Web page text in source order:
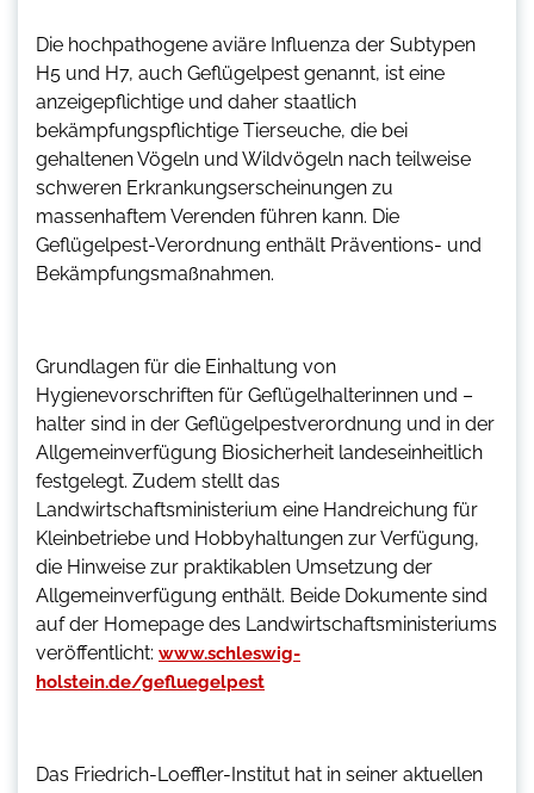
Die hochpathogene aviäre Influenza der Subtypen
H5 und H7, auch Geflügelpest genannt, ist eine
anzeigepflichtige und daher staatlich
bekämpfungspflichtige Tierseuche, die bei
gehaltenen Vögeln und Wildvögeln nach teilweise
schweren Erkrankungserscheinungen zu
massenhaftem Verenden führen kann. Die
Geflügelpest-Verordnung enthält Präventions- und
Bekämpfungsmaßnahmen.
Grundlagen für die Einhaltung von
Hygienevorschriften für Geflügelhalterinnen und –
halter sind in der Geflügelpestverordnung und in der
Allgemeinverfügung Biosicherheit landeseinheitlich
festgelegt. Zudem stellt das
Landwirtschaftsministerium eine Handreichung für
Kleinbetriebe und Hobbyhaltungen zur Verfügung,
die Hinweise zur praktikablen Umsetzung der
Allgemeinverfügung enthält. Beide Dokumente sind
auf der Homepage des Landwirtschaftsministeriums
veröffentlicht: www.schleswig-
holstein.de/gefluegelpest
Das Friedrich-Loeffler-Institut hat in seiner aktuellen